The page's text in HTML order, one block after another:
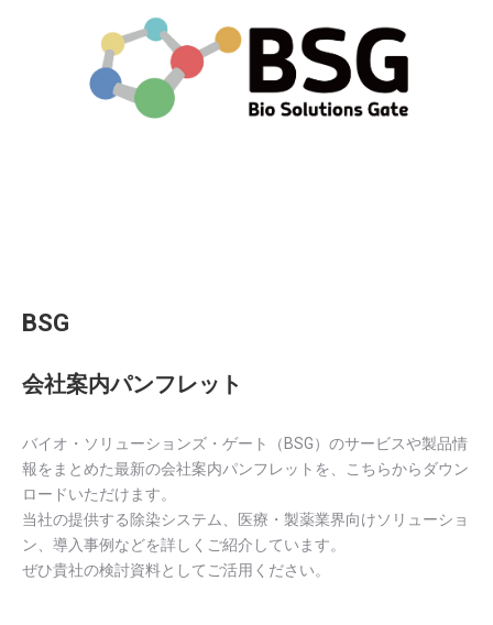
BSG
会社案内パンフレット
バイオ・ソリューションズ・ゲート（BSG）のサービスや製品情
報をまとめた最新の会社案内パンフレットを、こちらからダウン
ロードいただけます。
当社の提供する除染システム、医療・製薬業界向けソリューショ
ン、導入事例などを詳しくご紹介しています。
ぜひ貴社の検討資料としてご活用ください。